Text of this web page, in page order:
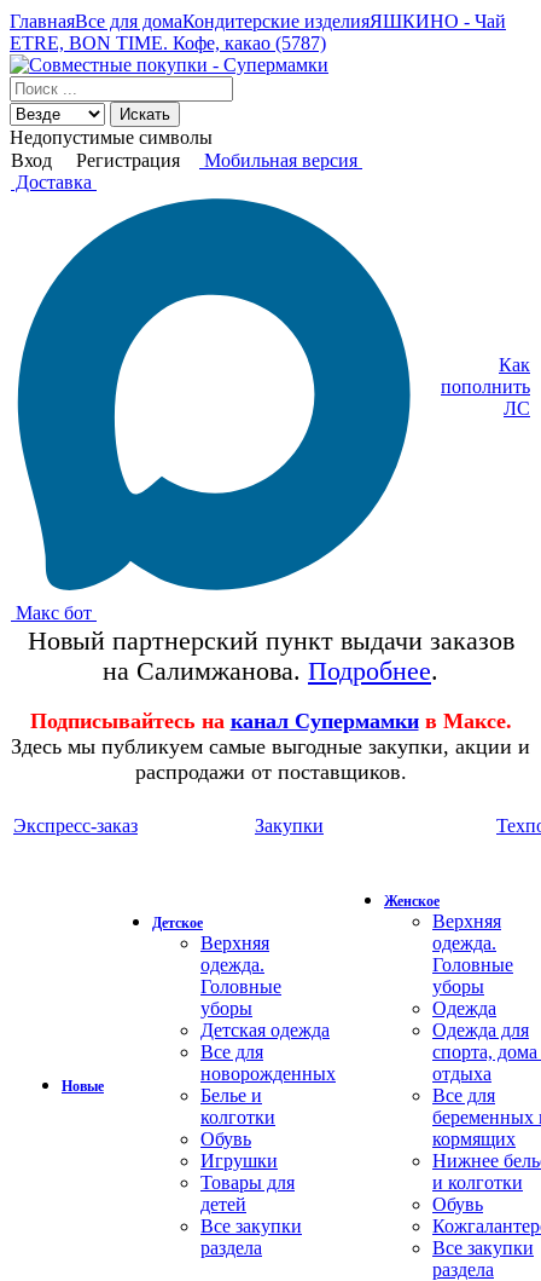
ГлавнаяВсе для домаКондитерские изделияЯШКИНО - Чай
ETRE, BON TIME. Кофе, какао (5787)
Искать
Недопустимые символы
Вход
Регистрация
Мобильная версия
Доставка
Макс бот
Как
пополнить
ЛС
Новый партнерский пункт выдачи заказов
на Салимжанова. Подробнее.
Подписывайтесь на канал Супермамки в Максе.
Здесь мы публикуем самые выгодные закупки, акции и
распродажи от поставщиков.
Экспресс-заказ Закупки
Новые
Детское
Верхняя
одежда.
Головные
уборы
Детская одежда
Все для
новорожденных
Белье и
колготки
Обувь
Игрушки
Товары для
детей
Все закупки
раздела
Женское
Верхняя
одежда.
Головные
уборы
Одежда
Одежда для
спорта,
отдыха
Все для
беременных
кормящих
Нижнее
и колготки
Обувь
Все закупки
раздела